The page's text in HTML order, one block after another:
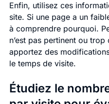
Enfin, utilisez ces
site. Si une page a un
à comprendre pourquoi.
n’est pas pertinent ou
apportez des
le temps de visite.
Étudiez le